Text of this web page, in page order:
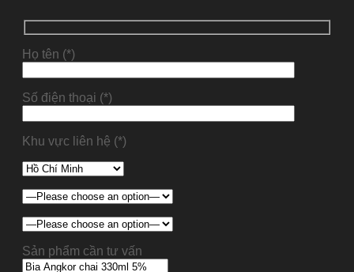
Họ tên (*)
Số điện thoại (*)
Khu vực liên hệ (*)
Sản phẩm cần tư vấn